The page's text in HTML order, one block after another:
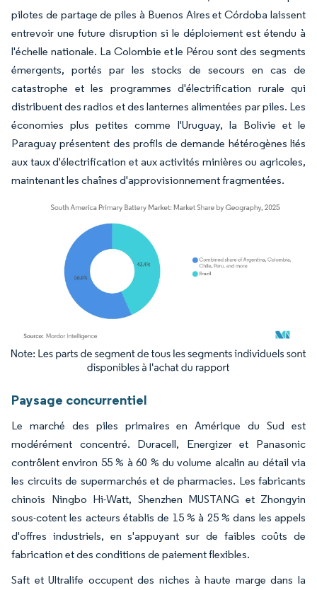
pilotes de partage de piles à Buenos Aires et Córdoba laissent
entrevoir une future disruption si le déploiement est étendu à
l'échelle nationale. La Colombie et le Pérou sont des segments
émergents, portés par les stocks de secours en cas de
catastrophe et les programmes d'électrification rurale qui
distribuent des radios et des lanternes alimentées par piles. Les
économies plus petites comme l'Uruguay, la Bolivie et le
Paraguay présentent des profils de demande hétérogènes liés
aux taux d'électrification et aux activités minières ou agricoles,
maintenant les chaînes d'approvisionnement fragmentées.
Image © Mordor Intelligence. La réutilisation nécessite une attribution sous CC BY
Paysage concurrentiel
Le marché des piles primaires en Amérique du Sud est
modérément concentré. Duracell, Energizer et Panasonic
contrôlent environ 55 % à 60 % du volume alcalin au détail via
les circuits de supermarchés et de pharmacies. Les fabricants
chinois Ningbo Hi-Watt, Shenzhen MUSTANG et Zhongyin
sous-cotent les acteurs établis de 15 % à 25 % dans les appels
d'offres industriels, en s'appuyant sur de faibles coûts de
fabrication et des conditions de paiement flexibles.
Saft et Ultralife occupent des niches à haute marge dans la